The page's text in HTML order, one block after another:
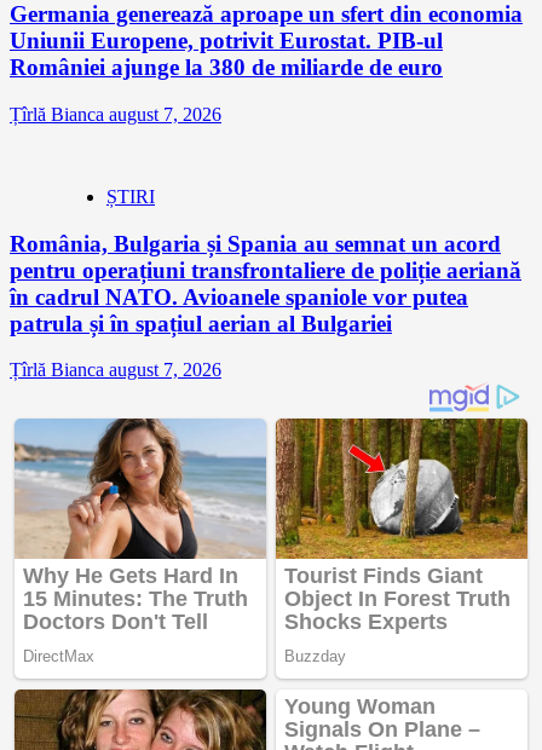
Germania generează aproape un sfert din economia
Uniunii Europene, potrivit Eurostat. PIB-ul
României ajunge la 380 de miliarde de euro
Țîrlă Bianca august 7, 2026
ȘTIRI
România, Bulgaria și Spania au semnat un acord
pentru operațiuni transfrontaliere de poliție aeriană
în cadrul NATO. Avioanele spaniole vor putea
patrula și în spațiul aerian al Bulgariei
Țîrlă Bianca august 7, 2026